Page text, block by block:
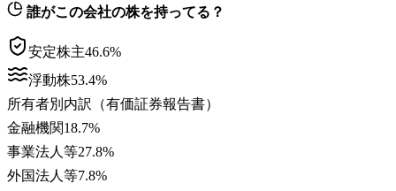
誰がこの会社の株を持ってる？
安定株主46.6%
浮動株53.4%
所有者別内訳（有価証券報告書）
金融機関18.7%
事業法人等27.8%
外国法人等7.8%